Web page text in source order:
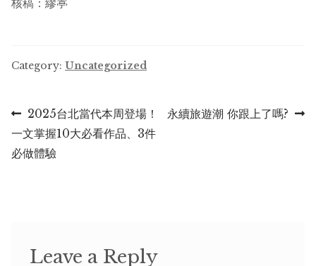
核稿：繆葶
Category: Uncategorized
Post
navigation
Previous
post:
2025台北當代本周登場！
一文掌握10大必看作品、3件
必做體驗
Next
永續旅遊潮 你跟上了嗎?
Leave a Reply